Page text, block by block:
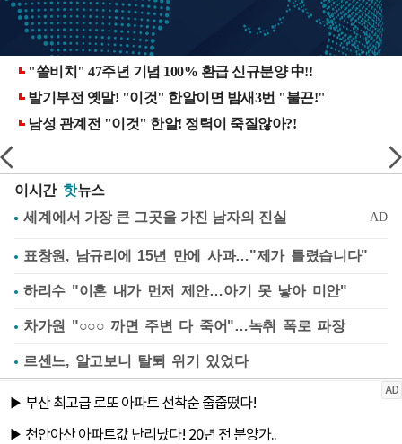
이시간 핫뉴스
표창원, 남규리에 15년 만에 사과…"제가 틀렸습니다"
하리수 "이혼 내가 먼저 제안…아기 못 낳아 미안"
차가원 "○○○ 까면 주변 다 죽어"…녹취 폭로 파장
르센느, 알고보니 탈퇴 위기 있었다